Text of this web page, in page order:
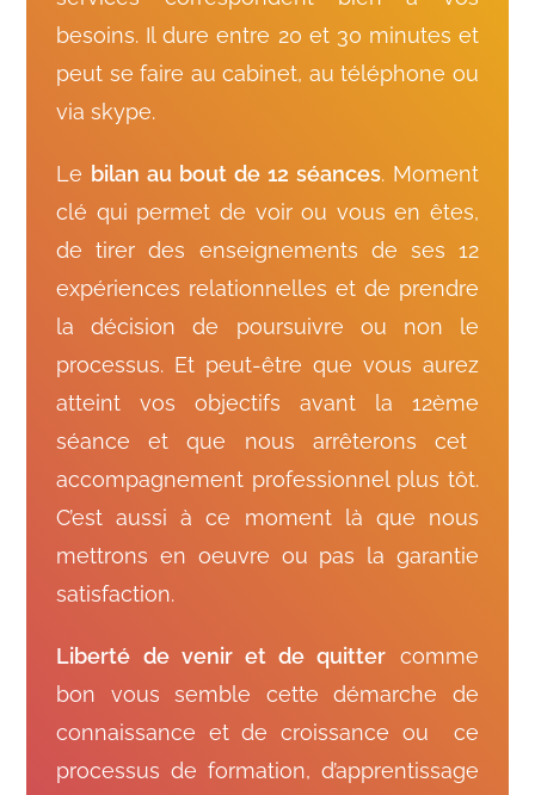
besoins. Il dure entre 20 et 30 minutes et
peut se faire au cabinet, au téléphone ou
via skype.
Le bilan au bout de 12 séances. Moment
clé qui permet de voir ou vous en êtes,
de tirer des enseignements de ses 12
expériences relationnelles et de prendre
la décision de poursuivre ou non le
processus. Et peut-être que vous aurez
atteint vos objectifs avant la 12ème
séance et que nous arrêterons cet
accompagnement professionnel plus tôt.
C’est aussi à ce moment là que nous
mettrons en oeuvre ou pas la garantie
satisfaction.
Liberté de venir et de quitter comme
bon vous semble cette démarche de
connaissance et de croissance ou ce
processus de formation, d’apprentissage